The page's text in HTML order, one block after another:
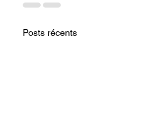
Posts récents